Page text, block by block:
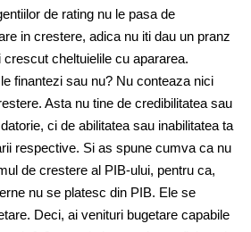
de rating nu le pasa de
in crestere, adica nu iti dau un pranz
cheltuielile cu apararea.
finantezi sau nu? Nu conteaza nici
Asta nu tine de credibilitatea sau
ci de abilitatea sau inabilitatea ta
respective. Si as spune cumva ca nu
de crestere al PIB-ului, pentru ca,
nu se platesc din PIB. Ele se
Deci, ai venituri bugetare capabile